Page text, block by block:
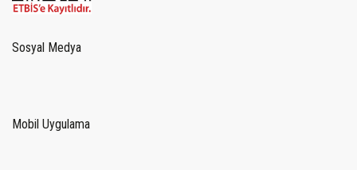
Sosyal Medya
Mobil Uygulama